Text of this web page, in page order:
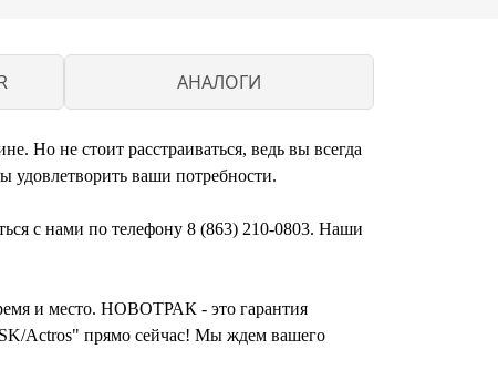
АНАЛОГИ
Но не стоит расстраиваться, ведь вы всегда
ваши потребности.
с нами по телефону 8 (863) 210-0803. Наши
и место. НОВОТРАК - это гарантия
Actros" прямо сейчас! Мы ждем вашего